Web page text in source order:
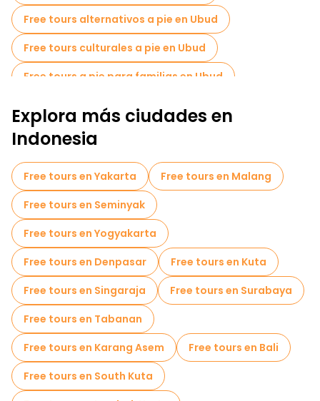
Free tours alternativos a pie en Ubud
Free tours culturales a pie en Ubud
Free tours a pie para familias en Ubud
Actividades deportivas en Ubud
Tours de degustación locales en Ubud
Free tours de un día en Ubud
Tours en bicicleta en Ubud
Tours gastronómicos en Ubud
Free tours cerca Ceking Rice Terrace
Free tours cerca Pura Tirta Empul
Free tours cerca Sacred Monkey Forest Sanctuary
Explora más ciudades en
Indonesia
Free tours en Yakarta
Free tours en Malang
Free tours en Seminyak
Free tours en Yogyakarta
Free tours en Denpasar
Free tours en Kuta
Free tours en Singaraja
Free tours en Surabaya
Free tours en Tabanan
Free tours en Karang Asem
Free tours en Bali
Free tours en South Kuta